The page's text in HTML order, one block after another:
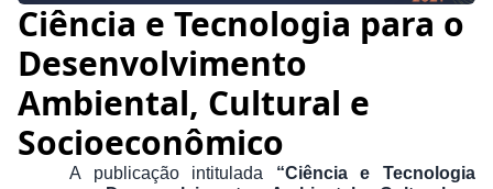
Ciência e Tecnologia para o
Desenvolvimento
Ambiental, Cultural e
Socioeconômico
A publicação intitulada “Ciência e Tecnologia